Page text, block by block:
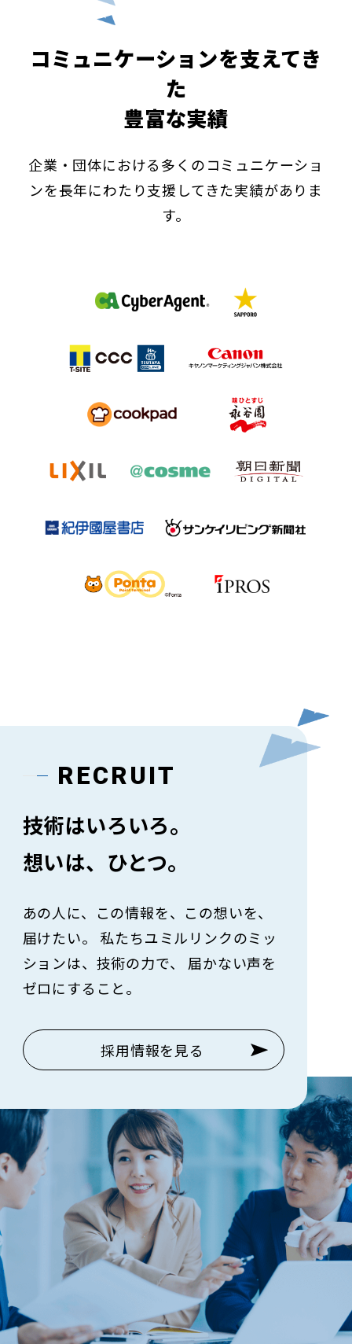
コミュニケーションを支えてき
た
豊富な実績
企業・団体における多くのコミュニケーショ
ンを長年にわたり支援してきた実績がありま
す。
RECRUIT
技術はいろいろ。
想いは、ひとつ。
あの人に、この情報を、この想いを、
届けたい。
私たちユミルリンクのミッ
ションは、技術の力で、
届かない声を
ゼロにすること。
採用情報を見る